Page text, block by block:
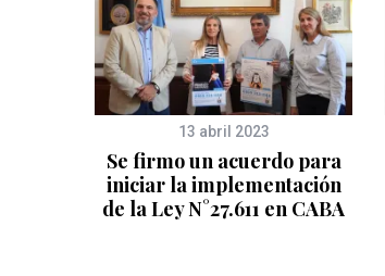
13 abril 2023
Se firmo un acuerdo para
iniciar la implementación
de la Ley N°27.611 en CABA